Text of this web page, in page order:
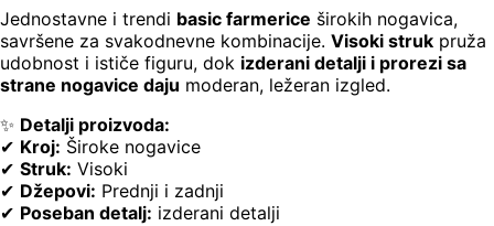
Jednostavne i trendi basic farmerice širokih nogavica,
savršene za svakodnevne kombinacije. Visoki struk pruža
udobnost i ističe figuru, dok izderani detalji i prorezi sa
strane nogavice daju moderan, ležeran izgled.
✨ Detalji proizvoda:
✔ Kroj: Široke nogavice
✔ Struk: Visoki
✔ Džepovi: Prednji i zadnji
✔ Poseban detalj: izderani detalji